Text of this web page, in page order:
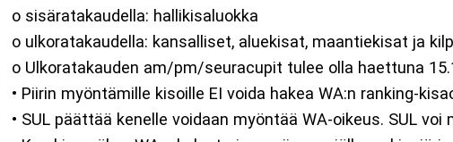
o sisäratakaudella: hallikisaluokka
o ulkoratakaudella: kansalliset, aluekisat, maantiekisat ja
o Ulkoratakauden am/pm/seuracupit tulee olla haettuna
• Piirin myöntämille kisoille EI voida hakea WA:n ranking-
• SUL päättää kenelle voidaan myöntää WA-oikeus. SUL